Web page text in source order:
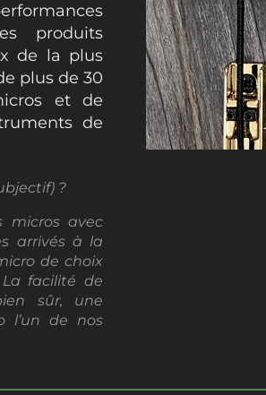
produits
de la plus
plus de 30
et de
de
?
micros avec
arrivés à la
de choix
facilité de
sûr, une
l’un de nos